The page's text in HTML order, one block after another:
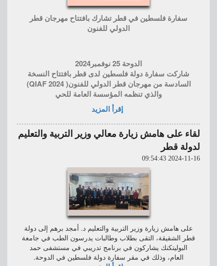
سفارة فلسطين في قطر تشارك بافتتاح مهرجان قطر
الدولي للفنون
الدوحة 25 نوفمبر2024
شاركت سفارة دولة فلسطين لدى قطر بافتتاح النسخة
السادسة من مهرجان قطر الدولي للفنون( QIAF 2024)
والذي تنظمه المؤسسة العامة للحي
إقرأ المزيد
لقاء على هامش زيارة معالي وزير التربية والتعليم
لدولة قطر
2024-11-16 09:54:43
على هامش زيارة وزير التربية والتعليم د. أمجد برهم إلى دولة
قطر الشقيقة، التقى بطلاب وطالبات يدرسون الطب في جامعة
البوليتكنك يشاركون في برنامج تدريبي في مستشفى حمد
العام، وذلك في مقر سفارة دولة فلسطين في الدوحة.